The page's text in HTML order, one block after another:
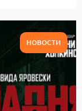
НОВОСТИ